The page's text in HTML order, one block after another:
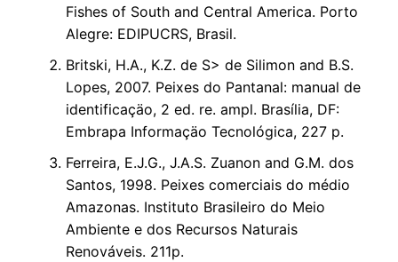
Fishes of South and Central America. Porto
Alegre: EDIPUCRS, Brasil.
Britski, H.A., K.Z. de S> de Silimon and B.S.
Lopes, 2007. Peixes do Pantanal: manual de
identificaçäo, 2 ed. re. ampl. Brasília, DF:
Embrapa Informaçäo Tecnológica, 227 p.
Ferreira, E.J.G., J.A.S. Zuanon and G.M. dos
Santos, 1998. Peixes comerciais do médio
Amazonas. Instituto Brasileiro do Meio
Ambiente e dos Recursos Naturais
Renováveis. 211p.